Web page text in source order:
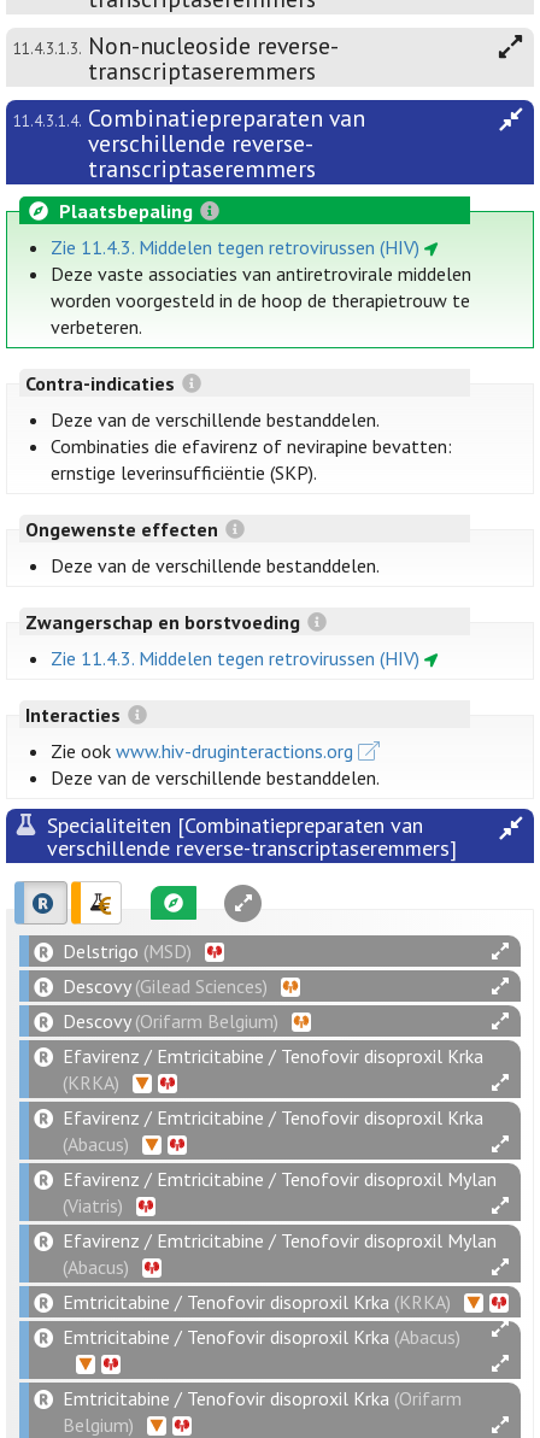
11.4.3.1.3. Non-nucleoside reverse-
transcriptaseremmers
11.4.3.1.4. Combinatiepreparaten van
verschillende reverse-
transcriptaseremmers
Plaatsbepaling
Zie 11.4.3. Middelen tegen retrovirussen (HIV)
Deze vaste associaties van antiretrovirale middelen
worden voorgesteld in de hoop de therapietrouw te
verbeteren.
Contra-indicaties
Deze van de verschillende bestanddelen.
Combinaties die efavirenz of nevirapine bevatten:
ernstige leverinsufficiëntie (SKP).
Ongewenste effecten
Deze van de verschillende bestanddelen.
Zwangerschap en borstvoeding
Zie 11.4.3. Middelen tegen retrovirussen (HIV)
Interacties
Zie ookwww.hiv-druginteractions.org
Deze van de verschillende bestanddelen.
Specialiteiten [Combinatiepreparaten van
verschillende reverse-transcriptaseremmers]
Delstrigo (MSD)
Descovy(Gilead Sciences)
Descovy(Orifarm Belgium)
Efavirenz / Emtricitabine / Tenofovir disoproxil Krka
(KRKA)
Efavirenz / Emtricitabine / Tenofovir disoproxil Krka
(Abacus)
Efavirenz / Emtricitabine / Tenofovir disoproxil Mylan
(Viatris)
Efavirenz / Emtricitabine / Tenofovir disoproxil Mylan
(Abacus)
Emtricitabine / Tenofovir disoproxil Krka (KRKA)
Emtricitabine / Tenofovir disoproxil Krka (Abacus)
Emtricitabine / Tenofovir disoproxil Krka (Orifarm
Belgium)